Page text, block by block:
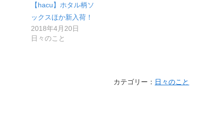
【hacu】ホタル柄ソ
ックスほか新入荷！
2018年4月20日
日々のこと
カテゴリー： 日々のこと